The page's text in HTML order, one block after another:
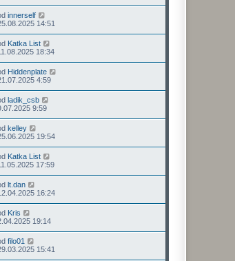
innerself
14:51
Katka List
18:34
Hiddenplate
4:59
ladik_csb
9:59
kelley
19:54
Katka List
17:59
lt.dan
16:24
Kris
19:14
filo01
15:41